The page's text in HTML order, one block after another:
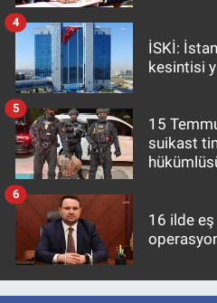
İSKİ:
kesintisi
4
15
suikast
5
16 ilde eş
6